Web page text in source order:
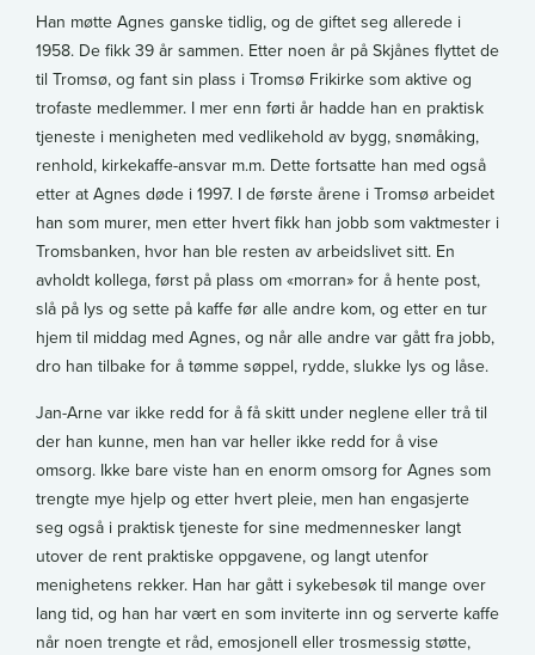
Han møtte Agnes ganske tidlig, og de giftet seg allerede i
1958. De fikk 39 år sammen. Etter noen år på Skjånes flyttet de
til Tromsø, og fant sin plass i Tromsø Frikirke som aktive og
trofaste medlemmer. I mer enn førti år hadde han en praktisk
tjeneste i menigheten med vedlikehold av bygg, snømåking,
renhold, kirkekaffe-ansvar m.m. Dette fortsatte han med også
etter at Agnes døde i 1997. I de første årene i Tromsø arbeidet
han som murer, men etter hvert fikk han jobb som vaktmester i
Tromsbanken, hvor han ble resten av arbeidslivet sitt. En
avholdt kollega, først på plass om «morran» for å hente post,
slå på lys og sette på kaffe før alle andre kom, og etter en tur
hjem til middag med Agnes, og når alle andre var gått fra jobb,
dro han tilbake for å tømme søppel, rydde, slukke lys og låse.
Jan-Arne var ikke redd for å få skitt under neglene eller trå til
der han kunne, men han var heller ikke redd for å vise
omsorg. Ikke bare viste han en enorm omsorg for Agnes som
trengte mye hjelp og etter hvert pleie, men han engasjerte
seg også i praktisk tjeneste for sine medmennesker langt
utover de rent praktiske oppgavene, og langt utenfor
menighetens rekker. Han har gått i sykebesøk til mange over
lang tid, og han har vært en som inviterte inn og serverte kaffe
når noen trengte et råd, emosjonell eller trosmessig støtte,